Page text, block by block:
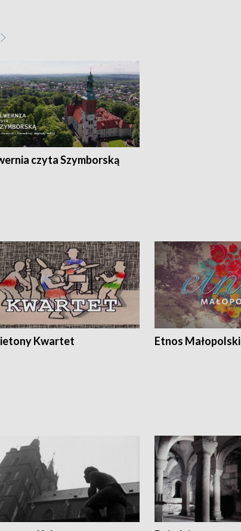
czyta Szymborską
Kwartet Etnos Małopolski